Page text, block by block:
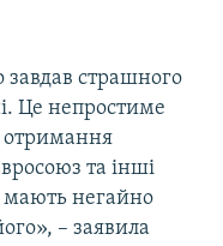
страшного
Це непростиме
отримання
та інші
мають негайно
– заявила